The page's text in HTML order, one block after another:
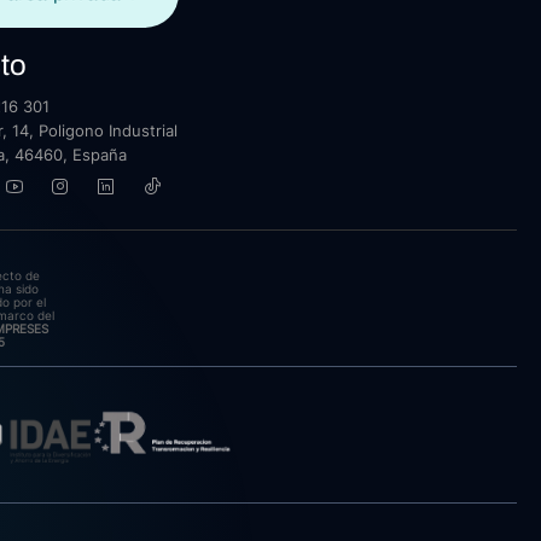
301
14, Poligono Industrial
46460, España
de
sido
por el
del